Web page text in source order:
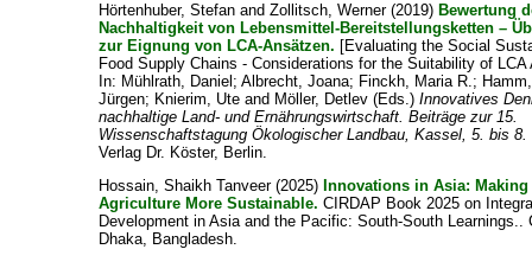
Hörtenhuber, Stefan andZollitsch, Werner(2019) Bewertung
Nachhaltigkeit von Lebensmittel-Bereitstellungsketten –
zur Eignung von LCA-Ansätzen. [Evaluating the Social
Food Supply Chains - Considerations for the Suitability of LCA
In: Mühlrath, Daniel ;Albrecht, Joana; Finckh, Maria R.;
Jürgen; Knierim, Ute and Möller, Detlev (Eds.)Innovatives
nachhaltige Land- und Ernährungswirtschaft. Beiträge zur 15.
Wissenschaftstagung Ökologischer Landbau, Kassel, 5. bis 8.
Verlag Dr. Köster, Berlin.
Hossain, Shaikh Tanveer(2025) Innovations in Asia:
Agriculture More Sustainable. CIRDAP Book 2025 on
Development in Asia and the Pacific: South-South Learnings..
Dhaka, Bangladesh.